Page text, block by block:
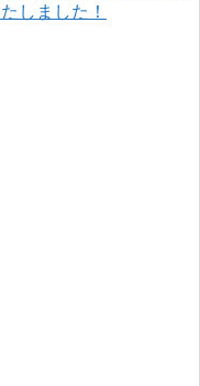
しました！